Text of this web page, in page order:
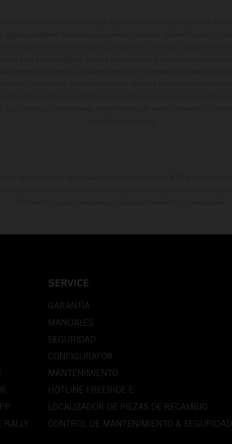
RALLY
SERVICE
GARANTÍA
MANUALES
SEGURIDAD
CONFIGURATOR
MANTENIMIENTO
HOTLINE FREERIDE E
LOCALIZADOR DE PIEZAS DE RECAMBIO
CONTROL DE MANTENIMIENTO & SEGURIDAD